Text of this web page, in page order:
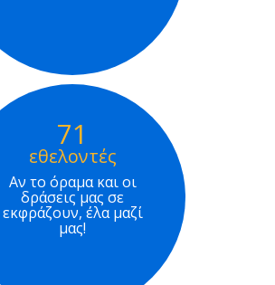
71
εθελοντές
Αν το όραμα και οι
δράσεις μας σε
εκφράζουν, έλα μαζί
μας!